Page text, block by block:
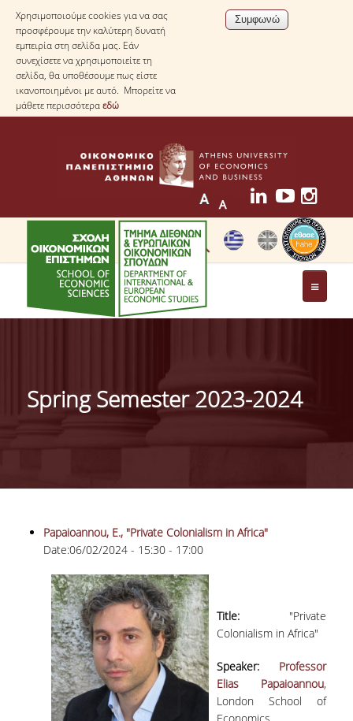
Χρησιμοποιούμε cookies για να σας
προσφέρουμε την καλύτερη δυνατή
εμπειρία στη σελίδα μας. Εάν
συνεχίσετε να χρησιμοποιείτε τη
σελίδα, θα υποθέσουμε πως είστε
ικανοποιημένοι με αυτό. Μπορείτε να
μάθετε περισσότεραεδώ
ΤΟ ΤΜΗΜΑ
ΓΕΝΙΚΕΣ ΠΛΗΡΟΦΟΡΙΕΣ
ΔΙΟΙΚΗΣΗ ΤΟΥ ΤΜΗΜΑΤΟΣ
TESTIMONIALS ΑΠΟΦΟΙΤΩΝ
ΑΝΘΡΩΠΙΝΟ ΔΥΝΑΜΙΚΟ
ΜΕΛΗ ΔΕΠ
ΕΠΙΤΙΜΟΙ ΔΙΔΑΚΤΟΡΕΣ / ΕΡΕΥΝΗΤΙΚΟΙ
ΕΤΑΙΡΟΙ
ΕΝΤΕΤΑΛΜΕΝΟΙ ΔΙΔΑΣΚΟΝΤΕΣ
Spring Semester 2023-2024
Papaioannou, E., "Private Colonialism in Africa"
Date:06/02/2024 - 15:30 - 17:00
Title:
"Private
Colonialism in Africa"
Speaker:
Professor
Elias Papaioannou,
London School of